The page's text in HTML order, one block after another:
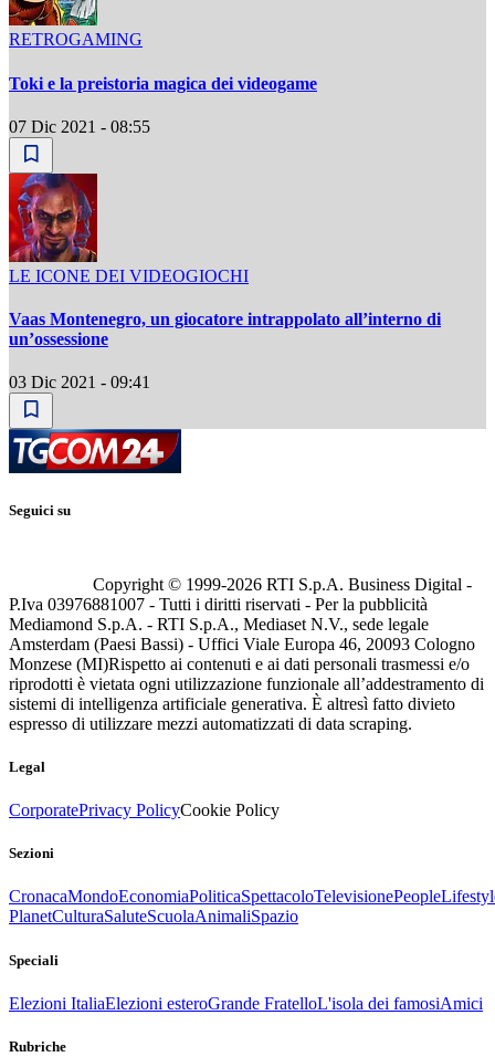
RETROGAMING
Toki e la preistoria magica dei videogame
07 Dic 2021 - 08:55
LE ICONE DEI VIDEOGIOCHI
Vaas Montenegro, un giocatore intrappolato all’interno di
un’ossessione
03 Dic 2021 - 09:41
Seguici su
Copyright © 1999-2026 RTI S.p.A. Business Digital -
P.Iva 03976881007 - Tutti i diritti riservati - Per la pubblicità
Mediamond S.p.A. - RTI S.p.A., Mediaset N.V., sede legale
Amsterdam (Paesi Bassi) - Uffici Viale Europa 46, 20093 Cologno
Monzese (MI)Rispetto ai contenuti e ai dati personali trasmessi e/o
riprodotti è vietata ogni utilizzazione funzionale all’addestramento di
sistemi di intelligenza artificiale generativa. È altresì fatto divieto
espresso di utilizzare mezzi automatizzati di data scraping.
Legal
CorporatePrivacy PolicyCookie Policy
Sezioni
CronacaMondoEconomiaPoliticaSpettacoloTelevisionePeople
PlanetCulturaSaluteScuolaAnimaliSpazio
Speciali
Elezioni ItaliaElezioni esteroGrande FratelloL'isola dei famosiAmici
Rubriche